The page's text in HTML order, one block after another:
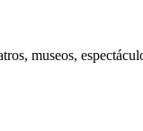
museos,